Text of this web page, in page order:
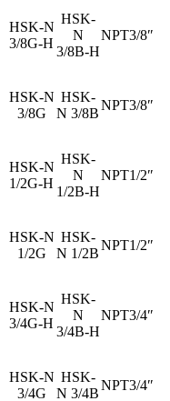
HSK-N
3/8G-H
HSK-
N
3/8B-H
NPT3/8″
HSK-N
3/8G
HSK-
N 3/8B
NPT3/8″
HSK-N
1/2G-H
HSK-
N
1/2B-H
NPT1/2″
HSK-N
1/2G
HSK-
N 1/2B
NPT1/2″
HSK-N
3/4G-H
HSK-
N
3/4B-H
NPT3/4″
HSK-N
3/4G
HSK-
N 3/4B
NPT3/4″